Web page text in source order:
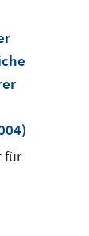
für